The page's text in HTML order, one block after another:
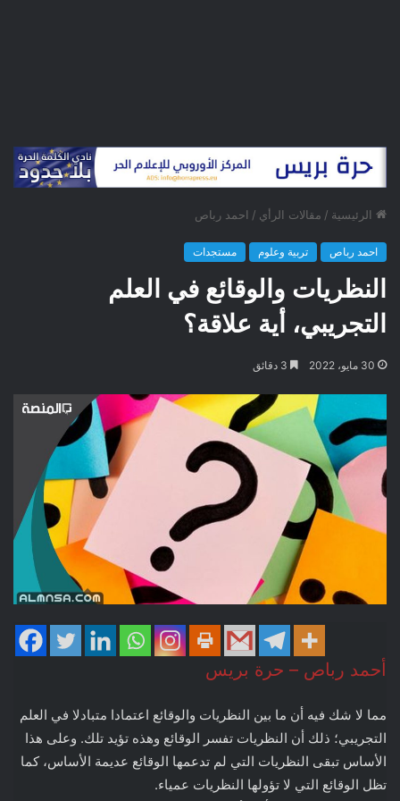
الرئيسية / مقالات الرأي / احمد رباص
احمد رباص تربية وعلوم مستجدات
النظريات والوقائع في العلم
التجريبي، أية علاقة؟
30 مايو، 2022
أحمد رباص – حرة بريس
مما لا شك فيه أن ما بين النظريات والوقائع اعتمادا متبادلا في العلم
التجريبي؛ ذلك أن النظريات تفسر الوقائع وهذه تؤيد تلك. وعلى هذا
الأساس تبقى النظريات التي لم تدعمها الوقائع عديمة الأساس، كما
تظل الوقائع التي لا تؤولها النظريات عمياء.